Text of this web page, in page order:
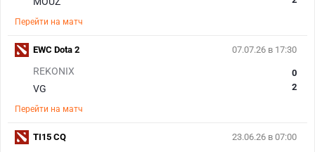
Перейти на матч
07.07.26 в 17:30
REKONIX
VG
0
2
Перейти на матч
EWC Dota 2
23.06.26 в 07:00
TI15 CQ